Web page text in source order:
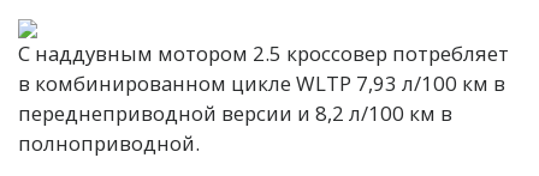
С наддувным мотором 2.5 кроссовер потребляет
в комбинированном цикле WLTP 7,93 л/100 км в
переднеприводной версии и 8,2 л/100 км в
полноприводной.